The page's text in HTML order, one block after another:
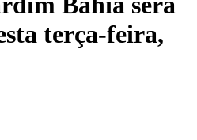
terça-feira,